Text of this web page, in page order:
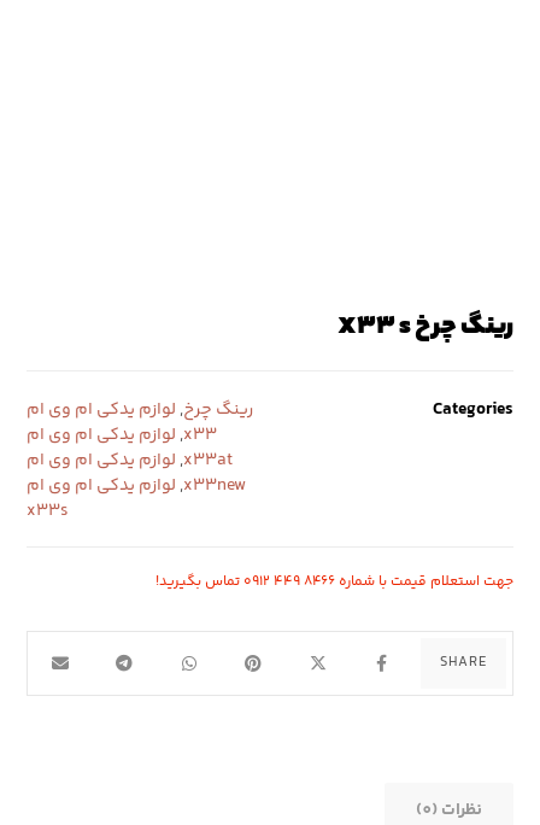
رینگ چرخ X33 s
Categories رینگ چرخ, لوازم یدکی ام وی ام
x33
, لوازم یدکی ام وی ام
x33at
, لوازم یدکی ام وی ام
x33new
, لوازم یدکی ام وی ام
x33s
جهت استعلام قیمت با شماره ۸۴۶۶ ۴۴۹ ۰۹۱۲ تماس بگیرید!
نظرات (0)